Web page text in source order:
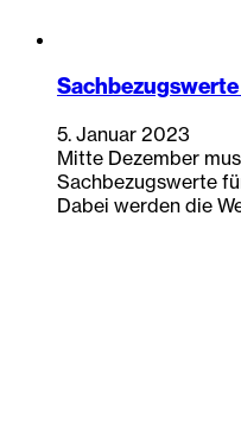
5. Januar 2023
Mitte Dezember
Sachbezugswerte
Dabei werden die